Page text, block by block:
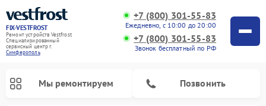
FIX-VESTFROST
Ремонт устройств Vestfrost
Специализированный
cервисный центр г.
Симферополь
+7 (800) 301-55-83
Ежедневно, с 10:00 до 20:00
+7 (800) 301-55-83
Звонок бесплатный по РФ
Мы ремонтируем Позвонить